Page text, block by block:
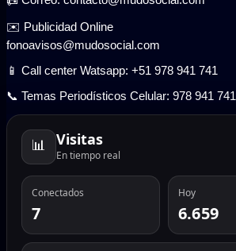
✉️ Publicidad Online
fonoavisos@mudosocial.com
📱 Call center Watsapp: +51 978 941 741
📞 Temas Periodísticos Celular: 978 941 741
📊 Visitas
En tiempo real
Conectados
7
Hoy
6.659